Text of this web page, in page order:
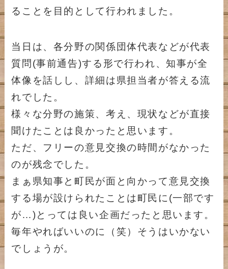
ることを目的として行われました。
当日は、各分野の関係団体代表などが代表
質問(事前通告)する形で行われ、知事が全
体像を話しし、詳細は県担当者が答える流
れでした。
様々な分野の施策、考え、現状などが直接
聞けたことは良かったと思います。
ただ、フリーの意見交換の時間がなかった
のが残念でした。
まぁ県知事と町民が面と向かって意見交換
する場が設けられたことは町民に(一部です
が…)とっては良い企画だったと思います。
毎年やればいいのに（笑）そうはいかない
でしょうが。